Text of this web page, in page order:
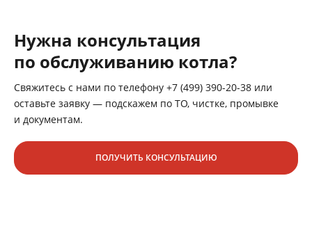
Нужна консультация
по обслуживанию котла?
Свяжитесь с нами по телефону +7 (499) 390-20-38 или
оставьте заявку — подскажем по ТО, чистке, промывке
и документам.
ПОЛУЧИТЬ КОНСУЛЬТАЦИЮ